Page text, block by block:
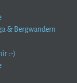
& Bergwandern
:-)